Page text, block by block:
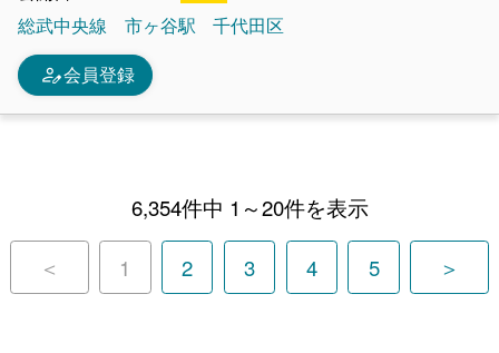
総武中央線
市ヶ谷駅 千代田区
person_edit会員登録
6,354件中 1～20件を表示
＜ 1 2 3 4 5 ＞